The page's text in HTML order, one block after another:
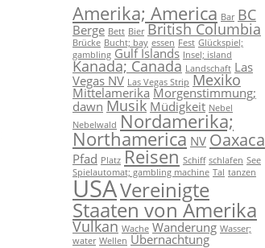
Amerika; America Bar BC
Berge Bett Bier British Columbia
Brücke Bucht; bay essen Fest Glückspiel;
gambling Gulf Islands Insel; island
Kanada; Canada Landschaft Las
Vegas NV Las Vegas Strip Mexiko
Mittelamerika Morgenstimmung;
dawn Musik Müdigkeit Nebel
Nebelwald Nordamerika;
Northamerica NV Oaxaca
Pfad Platz Reisen Schiff schlafen See
Spielautomat; gambling machine Tal tanzen
USAVereinigte
Staaten von Amerika
Vulkan Wache Wanderung Wasser;
water Wellen Übernachtung